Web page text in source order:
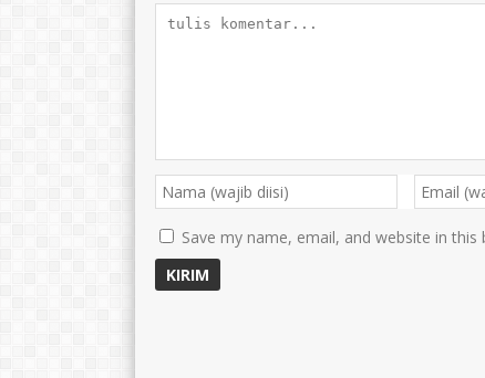
Save my name, email, and website in